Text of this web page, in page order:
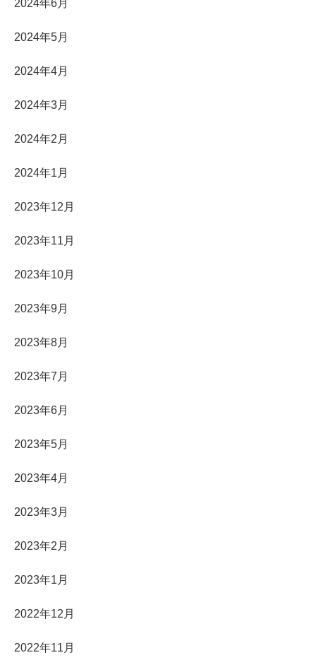
2024年6月
2024年5月
2024年4月
2024年3月
2024年2月
2024年1月
2023年12月
2023年11月
2023年10月
2023年9月
2023年8月
2023年7月
2023年6月
2023年5月
2023年4月
2023年3月
2023年2月
2023年1月
2022年12月
2022年11月